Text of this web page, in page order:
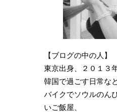
【ブログの中の人】
東京出身、２０１３
韓国で過ごす日常な
バイクでソウルのん
いご飯屋、